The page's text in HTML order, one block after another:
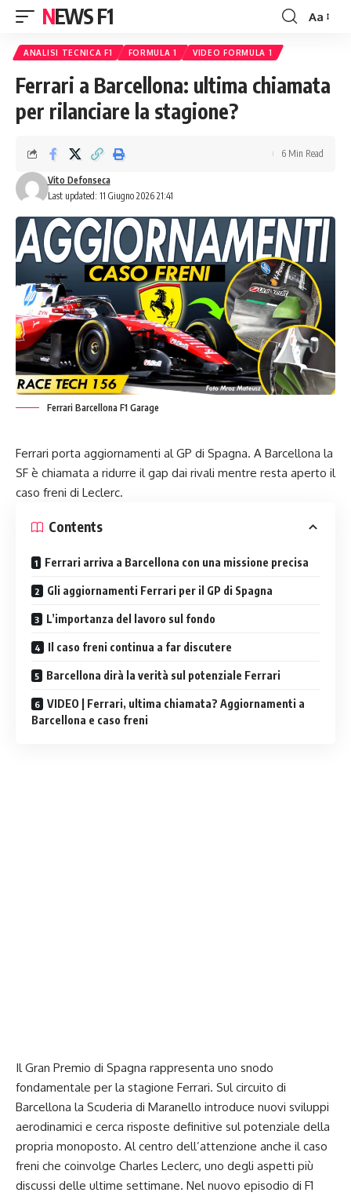
NEWS F1
Font
Aa
ANALISI TECNICA F1 FORMULA 1 VIDEO FORMULA 1
Ferrari a Barcellona: ultima chiamata
per rilanciare la stagione?
Last updated: 11 Giugno 2026 21:41
Vito Defonseca
6 Min Read
Ferrari Barcellona F1 Garage
Ferrari porta aggiornamenti al GP di Spagna. A Barcellona la
SF è chiamata a ridurre il gap dai rivali mentre resta aperto il
caso freni di Leclerc.
Contents
Ferrari arriva a Barcellona con una missione precisa
Gli aggiornamenti Ferrari per il GP di Spagna
L’importanza del lavoro sul fondo
Il caso freni continua a far discutere
Barcellona dirà la verità sul potenziale Ferrari
VIDEO | Ferrari, ultima chiamata? Aggiornamenti a
Barcellona e caso freni
Il Gran Premio di Spagna rappresenta uno snodo
fondamentale per la stagione Ferrari. Sul circuito di
Barcellona la Scuderia di Maranello introduce nuovi sviluppi
aerodinamici e cerca risposte definitive sul potenziale della
propria monoposto. Al centro dell’attenzione anche il caso
freni che coinvolge Charles Leclerc, uno degli aspetti più
discussi delle ultime settimane. Nel nuovo episodio di F1